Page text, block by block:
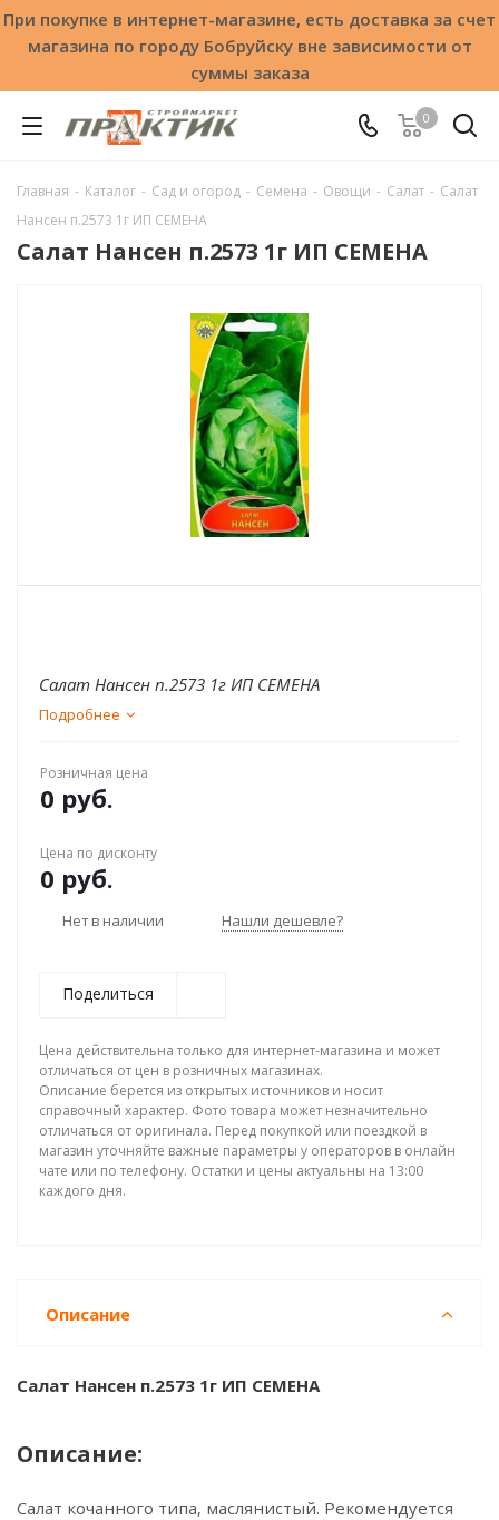
При покупке в интернет-магазине, есть доставка за счет
магазина по городу Бобруйску вне зависимости от
суммы заказа
0
Главная - Каталог - Сад и огород - Семена - Овощи - Салат - Салат
Нансен п.2573 1г ИП СЕМЕНА
Салат Нансен п.2573 1г ИП СЕМЕНА
Салат Нансен п.2573 1г ИП СЕМЕНА
Подробнее
Розничная цена
0 руб.
Цена по дисконту
0 руб.
Нет в наличии Нашли дешевле?
Поделиться
Цена действительна только для интернет-магазина и может
отличаться от цен в розничных магазинах.
Описание берется из открытых источников и носит
справочный характер. Фото товара может незначительно
отличаться от оригинала. Перед покупкой или поездкой в
магазин уточняйте важные параметры у операторов в онлайн
чате или по телефону. Остатки и цены актуальны на 13:00
каждого дня.
Описание
Салат Нансен п.2573 1г ИП СЕМЕНА
Описание:
Салат кочанного типа, маслянистый. Рекомендуется